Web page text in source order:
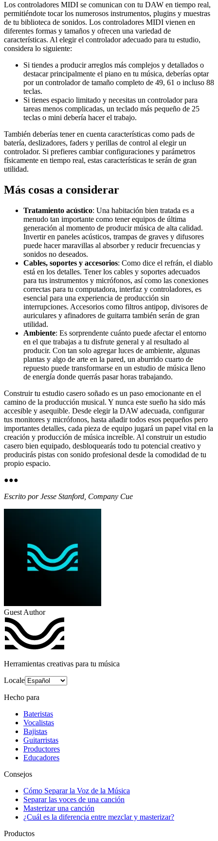
Los controladores MIDI se comunican con tu DAW en tiempo real,
permitiéndote tocar los numerosos instrumentos, plugins y muestras
de tu biblioteca de sonidos. Los controladores MIDI vienen en
diferentes formas y tamaños y ofrecen una variedad de
características. Al elegir el controlador adecuado para tu estudio,
considera lo siguiente:
Si tiendes a producir arreglos más complejos y detallados o
destacar principalmente el piano en tu música, deberías optar
por un controlador de tamaño completo de 49, 61 o incluso 88
teclas.
Si tienes espacio limitado y necesitas un controlador para
tareas menos complicadas, un teclado más pequeño de 25
teclas o mini debería hacer el trabajo.
También deberías tener en cuenta características como pads de
batería, deslizadores, faders y perillas de control al elegir un
controlador. Si prefieres cambiar configuraciones y parámetros
físicamente en tiempo real, estas características te serán de gran
utilidad.
Más cosas a considerar
Tratamiento acústico: Una habitación bien tratada es a
menudo tan importante como tener equipos de última
generación al momento de producir música de alta calidad.
Invertir en paneles acústicos, trampas de graves y difusores
puede hacer maravillas al absorber y reducir frecuencias y
sonidos no deseados.
Cables, soportes y accesorios: Como dice el refrán, el diablo
está en los detalles. Tener los cables y soportes adecuados
para tus instrumentos y micrófonos, así como las conexiones
correctas para tu computadora, interfaz y controladores, es
esencial para una experiencia de producción sin
interrupciones. Accesorios como filtros antipop, divisores de
auriculares y afinadores de guitarra también serán de gran
utilidad.
Ambiente: Es sorprendente cuánto puede afectar el entorno
en el que trabajas a tu disfrute general y al resultado al
producir. Con tan solo agregar luces de ambiente, algunas
plantas y algo de arte en la pared, un aburrido cuarto de
repuesto puede transformarse en un estudio de música lleno
de energía donde querrás pasar horas trabajando.
Construir tu estudio casero soñado es un paso emocionante en el
camino de la producción musical. Y nunca este sueño ha sido más
accesible y asequible. Desde elegir la DAW adecuada, configurar
tus monitores y micrófonos, hasta añadir todos esos pequeños pero
importantes detalles, cada pieza de equipo jugará un papel vital en la
creación y producción de música increíble. Al construir un estudio
casero bien equipado, desbloquearás todo tu potencial creativo y
producirás pistas con sonido profesional desde la comodidad de tu
propio espacio.
●●●
Escrito por Jesse Stanford, Company Cue
Guest Author
Herramientas creativas para tu música
Locale
Hecho para
Bateristas
Vocalistas
Bajistas
Guitarristas
Productores
Educadores
Consejos
Cómo Separar la Voz de la Música
Separar las voces de una canción
Masterizar una canción
¿Cuál es la diferencia entre mezclar y masterizar?
Productos